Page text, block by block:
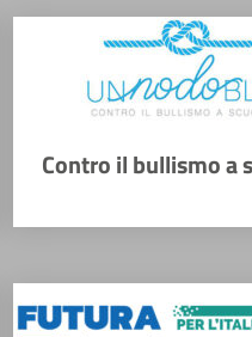
Contro il bullismo a